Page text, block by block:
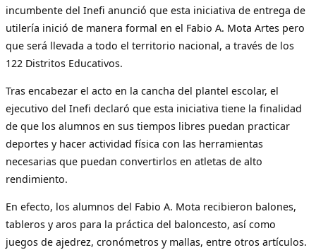
incumbente del Inefi anunció que esta iniciativa de entrega de
utilería inició de manera formal en el Fabio A. Mota Artes pero
que será llevada a todo el territorio nacional, a través de los
122 Distritos Educativos.
Tras encabezar el acto en la cancha del plantel escolar, el
ejecutivo del Inefi declaró que esta iniciativa tiene la finalidad
de que los alumnos en sus tiempos libres puedan practicar
deportes y hacer actividad física con las herramientas
necesarias que puedan convertirlos en atletas de alto
rendimiento.
En efecto, los alumnos del Fabio A. Mota recibieron balones,
tableros y aros para la práctica del baloncesto, así como
juegos de ajedrez, cronómetros y mallas, entre otros artículos.